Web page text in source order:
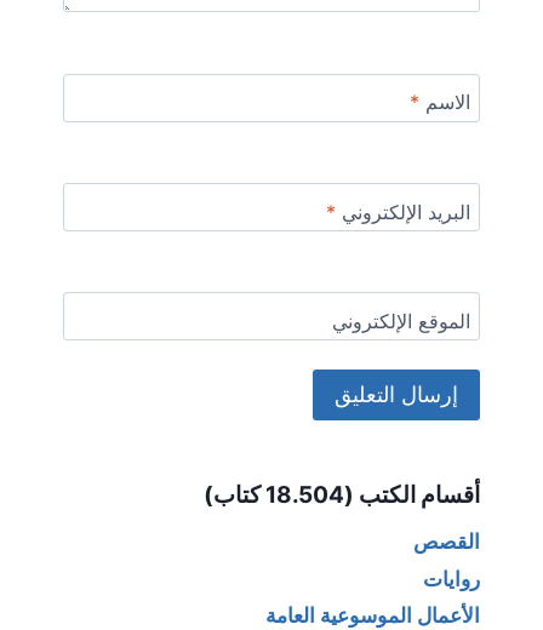
الاسم *
البريد الإلكتروني *
الموقع الإلكتروني
أقسام الكتب (18.504 كتاب)
القصص
روايات
الأعمال الموسوعية العامة